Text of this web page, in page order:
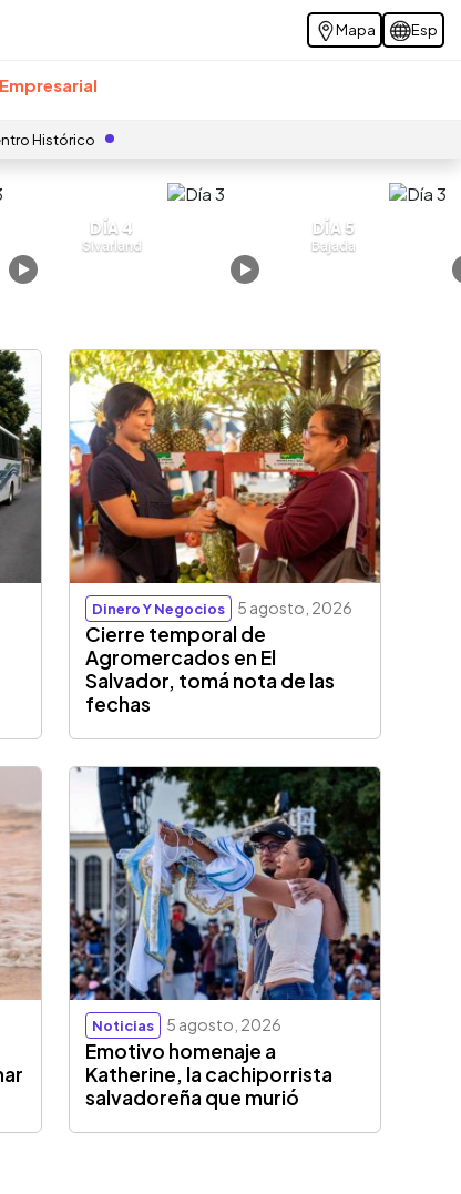
Mapa Esp
Histórico
DÍA 4
Sivarland
DÍA 5
Bajada
Dinero Y Negocios 5 agosto, 2026
Cierre temporal de
Agromercados en El
Salvador, tomá nota de las
fechas
Noticias 5 agosto, 2026
Emotivo homenaje a
Katherine, la cachiporrista
salvadoreña que murió